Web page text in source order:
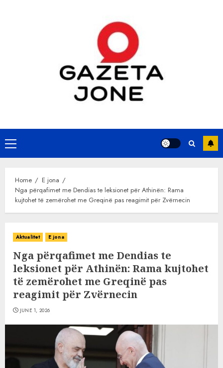
Primary
Menu
Home
E jona
Nga përqafimet me Dendias te leksionet për Athinën: Rama
kujtohet të zemërohet me Greqinë pas reagimit për Zvërnecin
Aktualitet E jona
Nga përqafimet me Dendias te
leksionet për Athinën: Rama kujtohet
të zemërohet me Greqinë pas
reagimit për Zvërnecin
JUNE 1, 2026